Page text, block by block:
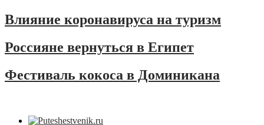
Влияние коронавируса на туризм
Россияне вернуться в Египет
Фестиваль кокоса в Доминикана